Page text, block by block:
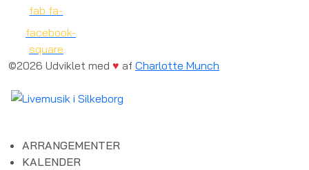
fab fa-
facebook-
square
©2026 Udviklet med ♥ af Charlotte Munch
ARRANGEMENTER
KALENDER